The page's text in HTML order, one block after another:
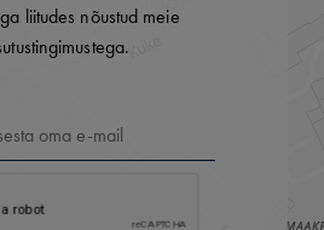
liitudes nõustud meie